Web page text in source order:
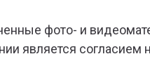
фото- и
является согласием